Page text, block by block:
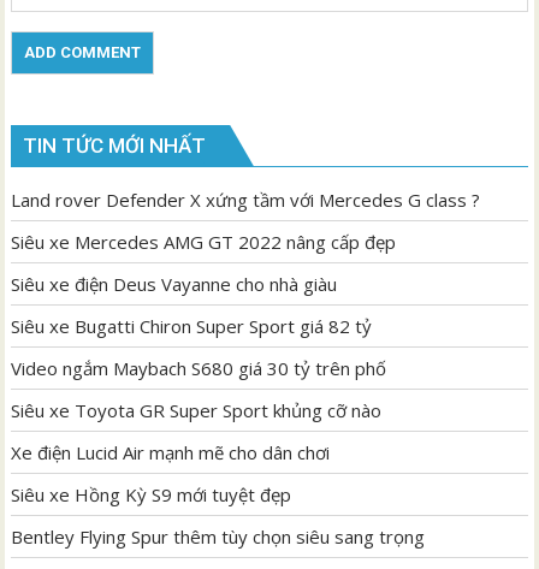
TIN TỨC MỚI NHẤT
Land rover Defender X xứng tầm với Mercedes G class ?
Siêu xe Mercedes AMG GT 2022 nâng cấp đẹp
Siêu xe điện Deus Vayanne cho nhà giàu
Siêu xe Bugatti Chiron Super Sport giá 82 tỷ
Video ngắm Maybach S680 giá 30 tỷ trên phố
Siêu xe Toyota GR Super Sport khủng cỡ nào
Xe điện Lucid Air mạnh mẽ cho dân chơi
Siêu xe Hồng Kỳ S9 mới tuyệt đẹp
Bentley Flying Spur thêm tùy chọn siêu sang trọng